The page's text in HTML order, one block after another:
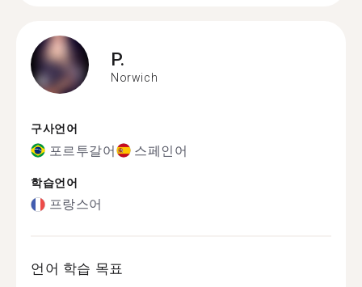
P.
Norwich
구사언어
포르투갈어 스페인어
학습언어
프랑스어
언어 학습 목표